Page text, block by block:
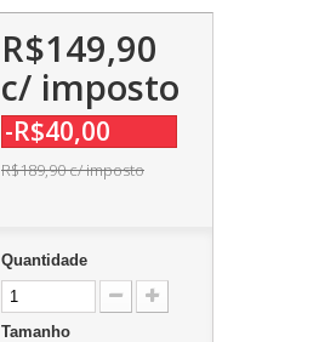
R$149,90
c/ imposto
-R$40,00
R$189,90c/ imposto
Quantidade
Tamanho